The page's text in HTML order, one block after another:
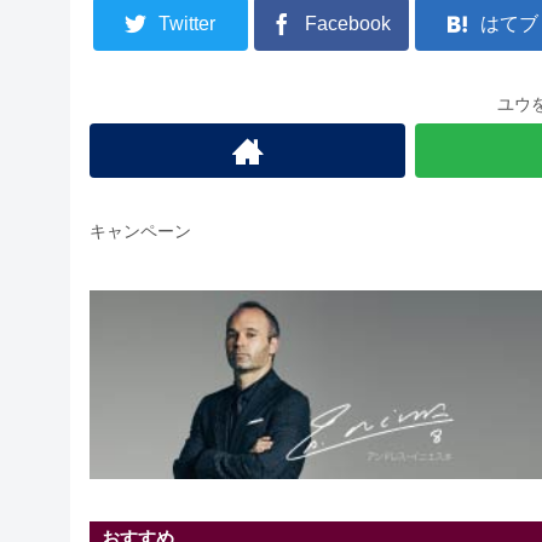
Twitter Facebook はてブ
ユウ
キャンペーン